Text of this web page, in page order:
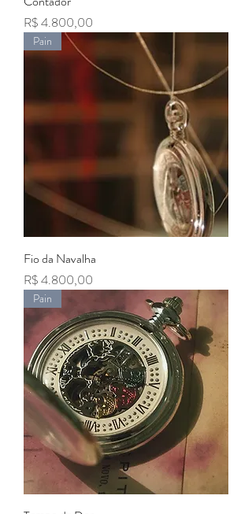
Preço
R$ 4.800,00
Pain
Fio da Navalha
Preço
R$ 4.800,00
Pain